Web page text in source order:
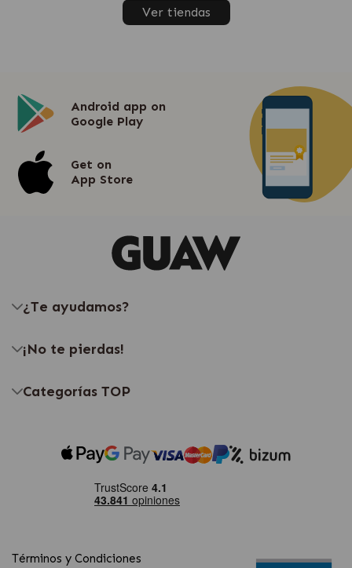
Ver tiendas
Android app on
Google Play
Get on
App Store
¿Te ayudamos?
¡No te pierdas!
Categorías TOP
Términos y Condiciones